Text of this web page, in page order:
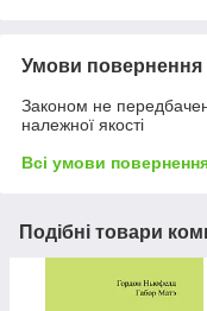
Умови повернення
Законом не
належної якості
Всі умови
Подібні товари